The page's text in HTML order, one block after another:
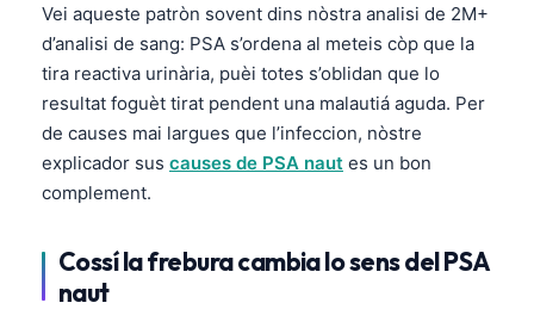
Vei aqueste patròn sovent dins nòstra analisi de 2M+
d’analisi de sang: PSA s’ordena al meteis còp que la
tira reactiva urinària, puèi totes s’oblidan que lo
resultat foguèt tirat pendent una malautiá aguda. Per
de causes mai largues que l’infeccion, nòstre
explicador sus causes de PSA naut es un bon
complement.
Cossí la frebura cambia lo sens del PSA
naut